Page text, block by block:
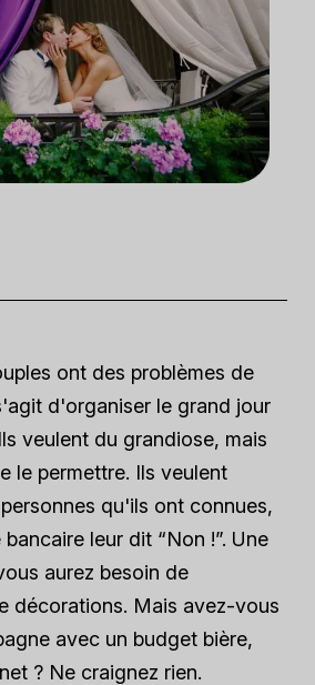
ont des problèmes de
d'organiser le grand jour
veulent du grandiose, mais
le permettre. Ils veulent
qu'ils ont connues,
leur dit “Non !”. Une
aurez besoin de
décorations. Mais avez-vous
avec un budget bière,
? Ne craignez rien.